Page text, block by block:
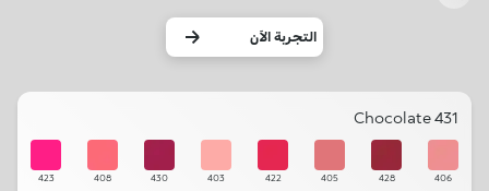
التجربة الآن
431 Chocolate
406
428
405
422
403
430
408
423